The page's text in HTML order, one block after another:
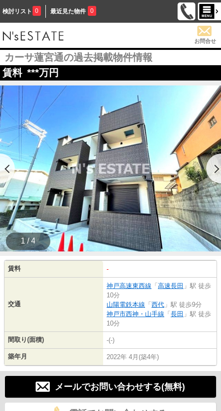
検討リスト 0 最近見た物件 0
お問合せ
カーサ蓮宮通の過去掲載物件情報
賃料 ***万円
1 / 4
賃料 -
交通
神戸高速東西線 「 高速長田 」駅 徒歩
10分
山陽電鉄本線 「 西代 」駅 徒歩9分
神戸市西神・山手線 「 長田 」駅 徒歩
10分
間取り(面積) -(-)
築年月 2022年 4月(築4年)
メールでお問い合わせする(無料)